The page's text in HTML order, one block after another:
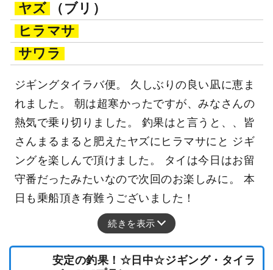
ヤズ
（ブリ）
ヒラマサ
サワラ
ジギングタイラバ便。 久しぶりの良い凪に恵ま
れました。 朝は超寒かったですが、みなさんの
熱気で乗り切りました。 釣果はと言うと、、皆
さんまるまると肥えたヤズにヒラマサにと ジギ
ングを楽しんで頂けました。 タイは今日はお留
守番だったみたいなので次回のお楽しみに。 本
日も乗船頂き有難うございました！
続きを表示
安定の釣果！☆日中☆ジギング・タイラ